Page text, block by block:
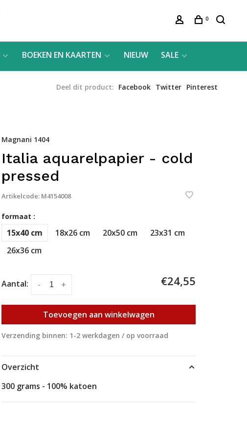
0
BOEKEN EN KAARTEN NIEUW SALE
Deel dit product: Facebook Twitter Pinterest
Magnani 1404
Italia aquarelpapier - cold
pressed
Artikelcode: M4154008
formaat :
15x40 cm 18x26 cm 20x50 cm
23x31 cm
26x36 cm
Aantal: +
- €24,55
Toevoegen aan winkelwagen
Verzending binnen: 1-2 werkdagen / op voorraad
Overzicht
300 grams - 100% katoen